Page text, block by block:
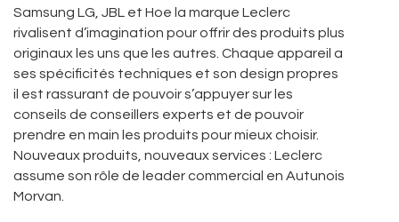
Samsung LG, JBL et Hoe la marque Leclerc
rivalisent d’imagination pour offrir des produits plus
originaux les uns que les autres. Chaque appareil a
ses spécificités techniques et son design propres
il est rassurant de pouvoir s’appuyer sur les
conseils de conseillers experts et de pouvoir
prendre en main les produits pour mieux choisir.
Nouveaux produits, nouveaux services : Leclerc
assume son rôle de leader commercial en Autunois
Morvan.